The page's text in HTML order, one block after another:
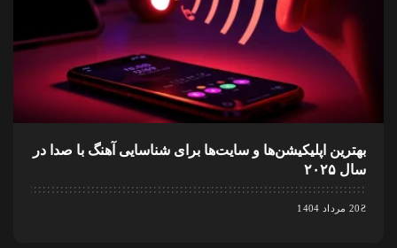
بهترین اپلیکیشن‌ها و سایت‌ها برای شناسایی آهنگ با صدا در
سال ۲۰۲۵
20 مرداد 1404